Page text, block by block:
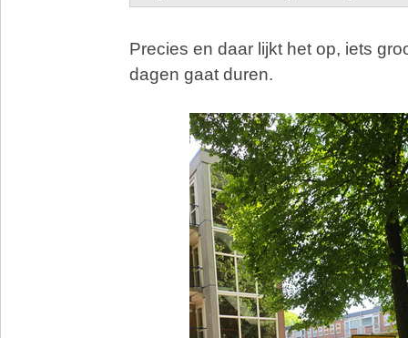
Precies en daar lijkt het op, iets
dagen gaat duren.